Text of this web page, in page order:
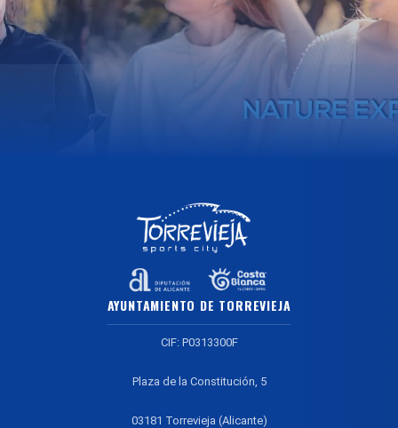
AYUNTAMIENTO DE TORREVIEJA
CIF: P0313300F
Plaza de la Constitución, 5
03181 Torrevieja (Alicante)